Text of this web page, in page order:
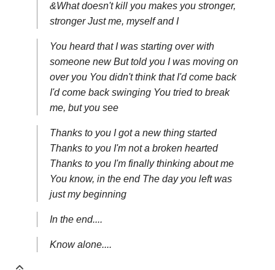
&What doesn't kill you makes you stronger,
stronger Just me, myself and I
You heard that I was starting over with
someone new But told you I was moving on
over you You didn't think that I'd come back
I'd come back swinging You tried to break
me, but you see
Thanks to you I got a new thing started
Thanks to you I'm not a broken hearted
Thanks to you I'm finally thinking about me
You know, in the end The day you left was
just my beginning
In the end....
Know alone....